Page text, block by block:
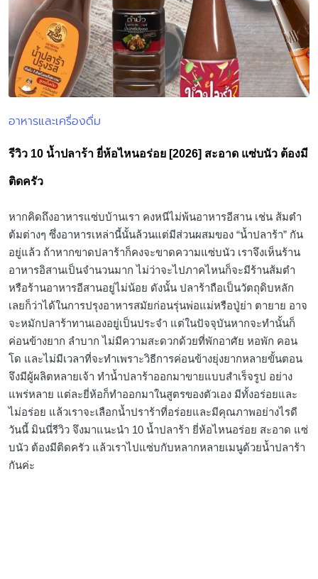
Posted
อาหารและเครื่องดื่ม
รีวิว 10 น้ำปลาร้า ยี่ห้อไหนอร่อย [2026] สะอาด แซ่บนัว ต้องมี
ติดครัว
หากคิดถึงอาหารแซ่บบ้านเรา คงหนีไม่พ้นอาหารอีสาน เช่น ส้มตำ
ต้มต่างๆ ซึ่งอาหารเหล่านี้นั้นล้วนแต่มีส่วนผสมของ “น้ำปลาร้า” กัน
อยู่แล้ว ถ้าหากขาดปลาร้าก็คงจะขาดความแซ่บนัว เราจึงเห็นร้าน
อาหารอิสานเป็นจำนวนมาก ไม่ว่าจะไปภาคไหนก็จะมีร้านส้มตำ
หรือร้านอาหารอีสานอยู่ไม่น้อย ดังนั้น ปลาร้าถือเป็นวัตถุดิบหลัก
เลยก็ว่าได้ในการปรุงอาหารสมัยก่อนรุ่นพ่อแม่หรือปู่ย่า ตายาย อาจ
จะหมักปลาร้าทานเองอยู่เป็นประจำ แต่ในปัจจุบันหากจะทำนั้นก็
ค่อนข้างยาก ลำบาก ไม่มีความสะดวกด้วยที่พักอาศัย หอพัก คอน
โด และไม่มีเวลาที่จะทำเพราะวิธีการค่อนข้างยุ่งยากหลายขั้นตอน
จึงมีผู้ผลิตหลายเจ้า ทำน้ำปลาร้าออกมาขายแบบสำเร็จรูป อย่าง
แพร่หลาย แต่ละยี่ห้อก็ทำออกมาในสูตรของตัวเอง มีทั้งอร่อยและ
ไม่อร่อย แล้วเราจะเลือกน้ำปราร้าที่อร่อยและมีคุณภาพอย่างไรดี
วันนี้ มินนี่รีวิว จึงมาแนะนำ 10 น้ำปลาร้า ยี่ห้อไหนอร่อย สะอาด แซ่
บนัว ต้องมีติดครัว แล้วเราไปแซ่บกับหลากหลายเมนูด้วยน้ำปลาร้า
กันค่ะ